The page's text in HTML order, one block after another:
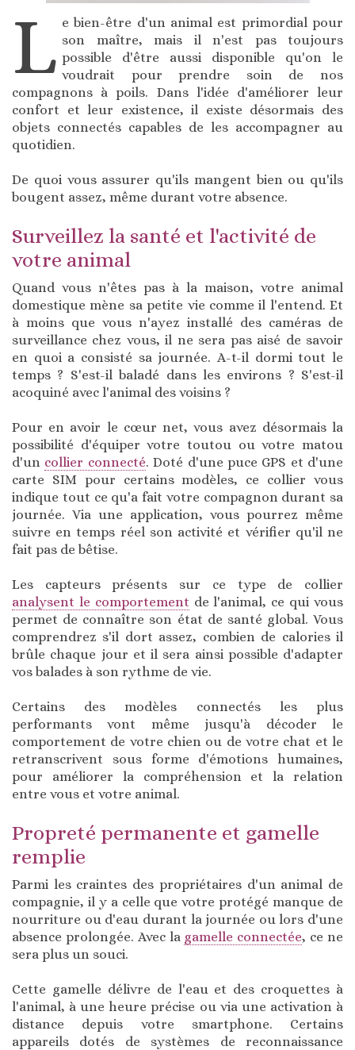
L e bien-être d'un animal est primordial pour
son maître, mais il n'est pas toujours
possible d'être aussi disponible qu'on le
voudrait pour prendre soin de nos
compagnons à poils. Dans l'idée d'améliorer leur
confort et leur existence, il existe désormais des
objets connectés capables de les accompagner au
quotidien.
De quoi vous assurer qu'ils mangent bien ou qu'ils
bougent assez, même durant votre absence.
Surveillez la santé et l'activité de
votre animal
Quand vous n'êtes pas à la maison, votre animal
domestique mène sa petite vie comme il l'entend. Et
à moins que vous n'ayez installé des caméras de
surveillance chez vous, il ne sera pas aisé de savoir
en quoi a consisté sa journée. A-t-il dormi tout le
temps ? S'est-il baladé dans les environs ? S'est-il
acoquiné avec l'animal des voisins ?
Pour en avoir le cœur net, vous avez désormais la
possibilité d'équiper votre toutou ou votre matou
d'un collier connecté. Doté d'une puce GPS et d'une
carte SIM pour certains modèles, ce collier vous
indique tout ce qu'a fait votre compagnon durant sa
journée. Via une application, vous pourrez même
suivre en temps réel son activité et vérifier qu'il ne
fait pas de bêtise.
Les capteurs présents sur ce type de collier
analysent le comportement de l'animal, ce qui vous
permet de connaître son état de santé global. Vous
comprendrez s'il dort assez, combien de calories il
brûle chaque jour et il sera ainsi possible d'adapter
vos balades à son rythme de vie.
Certains des modèles connectés les plus
performants vont même jusqu'à décoder le
comportement de votre chien ou de votre chat et le
retranscrivent sous forme d'émotions humaines,
pour améliorer la compréhension et la relation
entre vous et votre animal.
Propreté permanente et gamelle
remplie
Parmi les craintes des propriétaires d'un animal de
compagnie, il y a celle que votre protégé manque de
nourriture ou d'eau durant la journée ou lors d'une
absence prolongée. Avec la gamelle connectée, ce ne
sera plus un souci.
Cette gamelle délivre de l'eau et des croquettes à
l'animal, à une heure précise ou via une activation à
distance depuis votre smartphone. Certains
appareils dotés de systèmes de reconnaissance